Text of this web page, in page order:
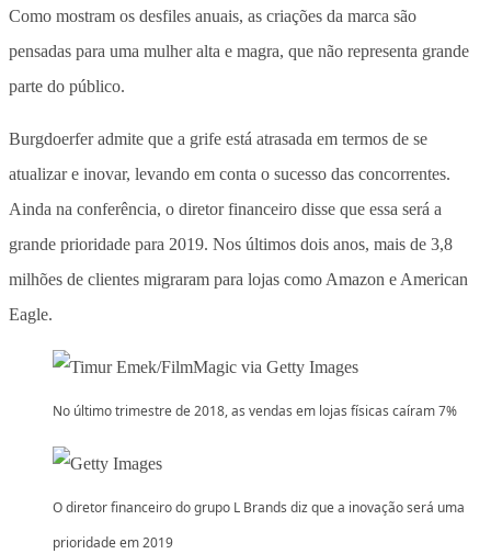
Como mostram os desfiles anuais, as criações da marca são
pensadas para uma mulher alta e magra, que não representa grande
parte do público.
Burgdoerfer admite que a grife está atrasada em termos de se
atualizar e inovar, levando em conta o sucesso das concorrentes.
Ainda na conferência, o diretor financeiro disse que essa será a
grande prioridade para 2019. Nos últimos dois anos, mais de 3,8
milhões de clientes migraram para lojas como Amazon e American
Eagle.
No último trimestre de 2018, as vendas em lojas físicas caíram 7%
O diretor financeiro do grupo L Brands diz que a inovação será uma
prioridade em 2019